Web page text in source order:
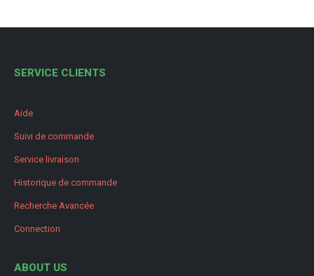
SERVICE CLIENTS
Aide
Suivi de commande
Service livraison
Historique de commande
Recherche Avancée
Connection
ABOUT US